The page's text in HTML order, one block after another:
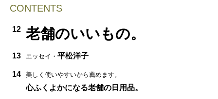
CONTENTS
12 老舗のいいもの。
13 エッセイ・ 平松洋子
14 美しく使いやすいから薦めます。
心ふくよかになる老舗の日用品。